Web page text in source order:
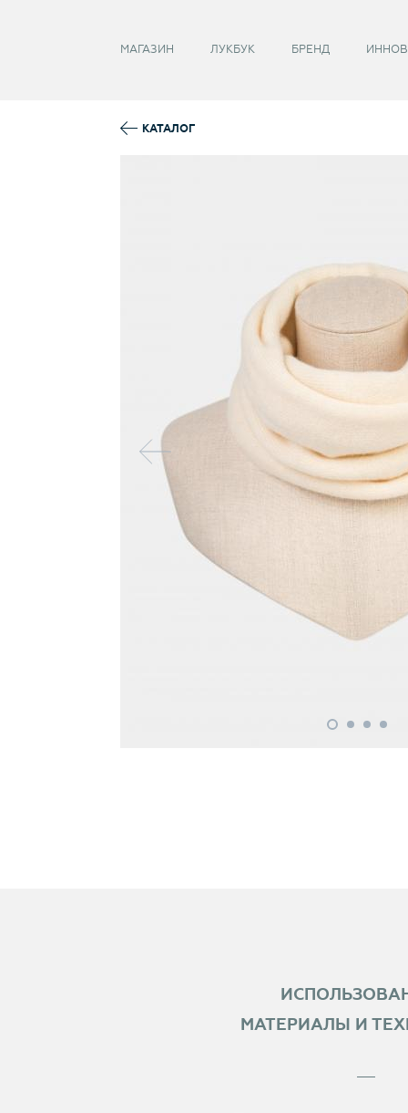
МАГАЗИН ЛУКБУК БРЕНД
КАТАЛОГ
МАТЕРИАЛЫ И